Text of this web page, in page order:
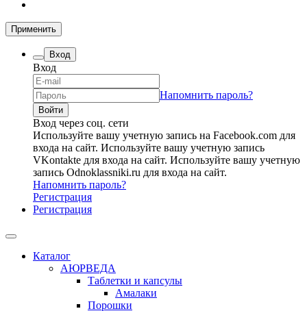
Применить
Вход
Вход
Напомнить пароль?
Вход через соц. сети
Используйте вашу учетную запись на Facebook.com для
входа на сайт. Используйте вашу учетную запись
VKontakte для входа на сайт. Используйте вашу учетную
запись Odnoklassniki.ru для входа на сайт.
Напомнить пароль?
Регистрация
Регистрация
Каталог
АЮРВЕДА
Таблетки и капсулы
Амалаки
Порошки